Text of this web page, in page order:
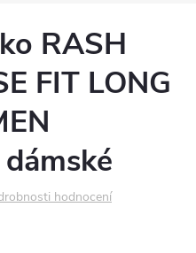
RASH
FIT LONG
hodnocení